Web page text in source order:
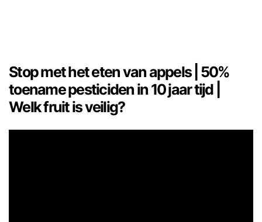
Stop met het eten van appels | 50%
toename pesticiden in 10 jaar tijd |
Welk fruit is veilig?